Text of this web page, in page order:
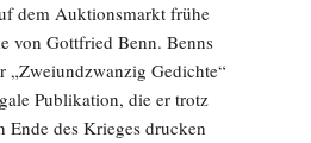
dem Auktionsmarkt frühe
von Gottfried Benn. Benns
„Zweiundzwanzig Gedichte“
Publikation, die er trotz
Ende des Krieges drucken